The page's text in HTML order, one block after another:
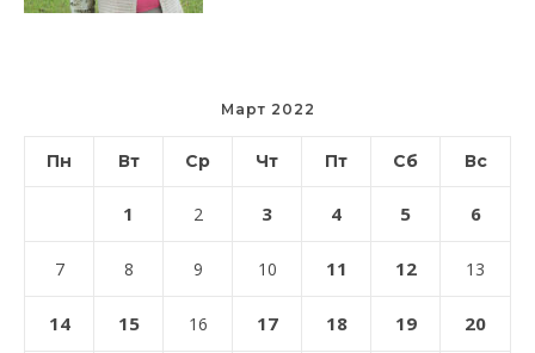
Март 2022
Пн Вт Ср Чт Пт Сб Вс
1 2 3 4 5 6
7 8 9 10 11 12 13
14 15 16 17 18 19 20